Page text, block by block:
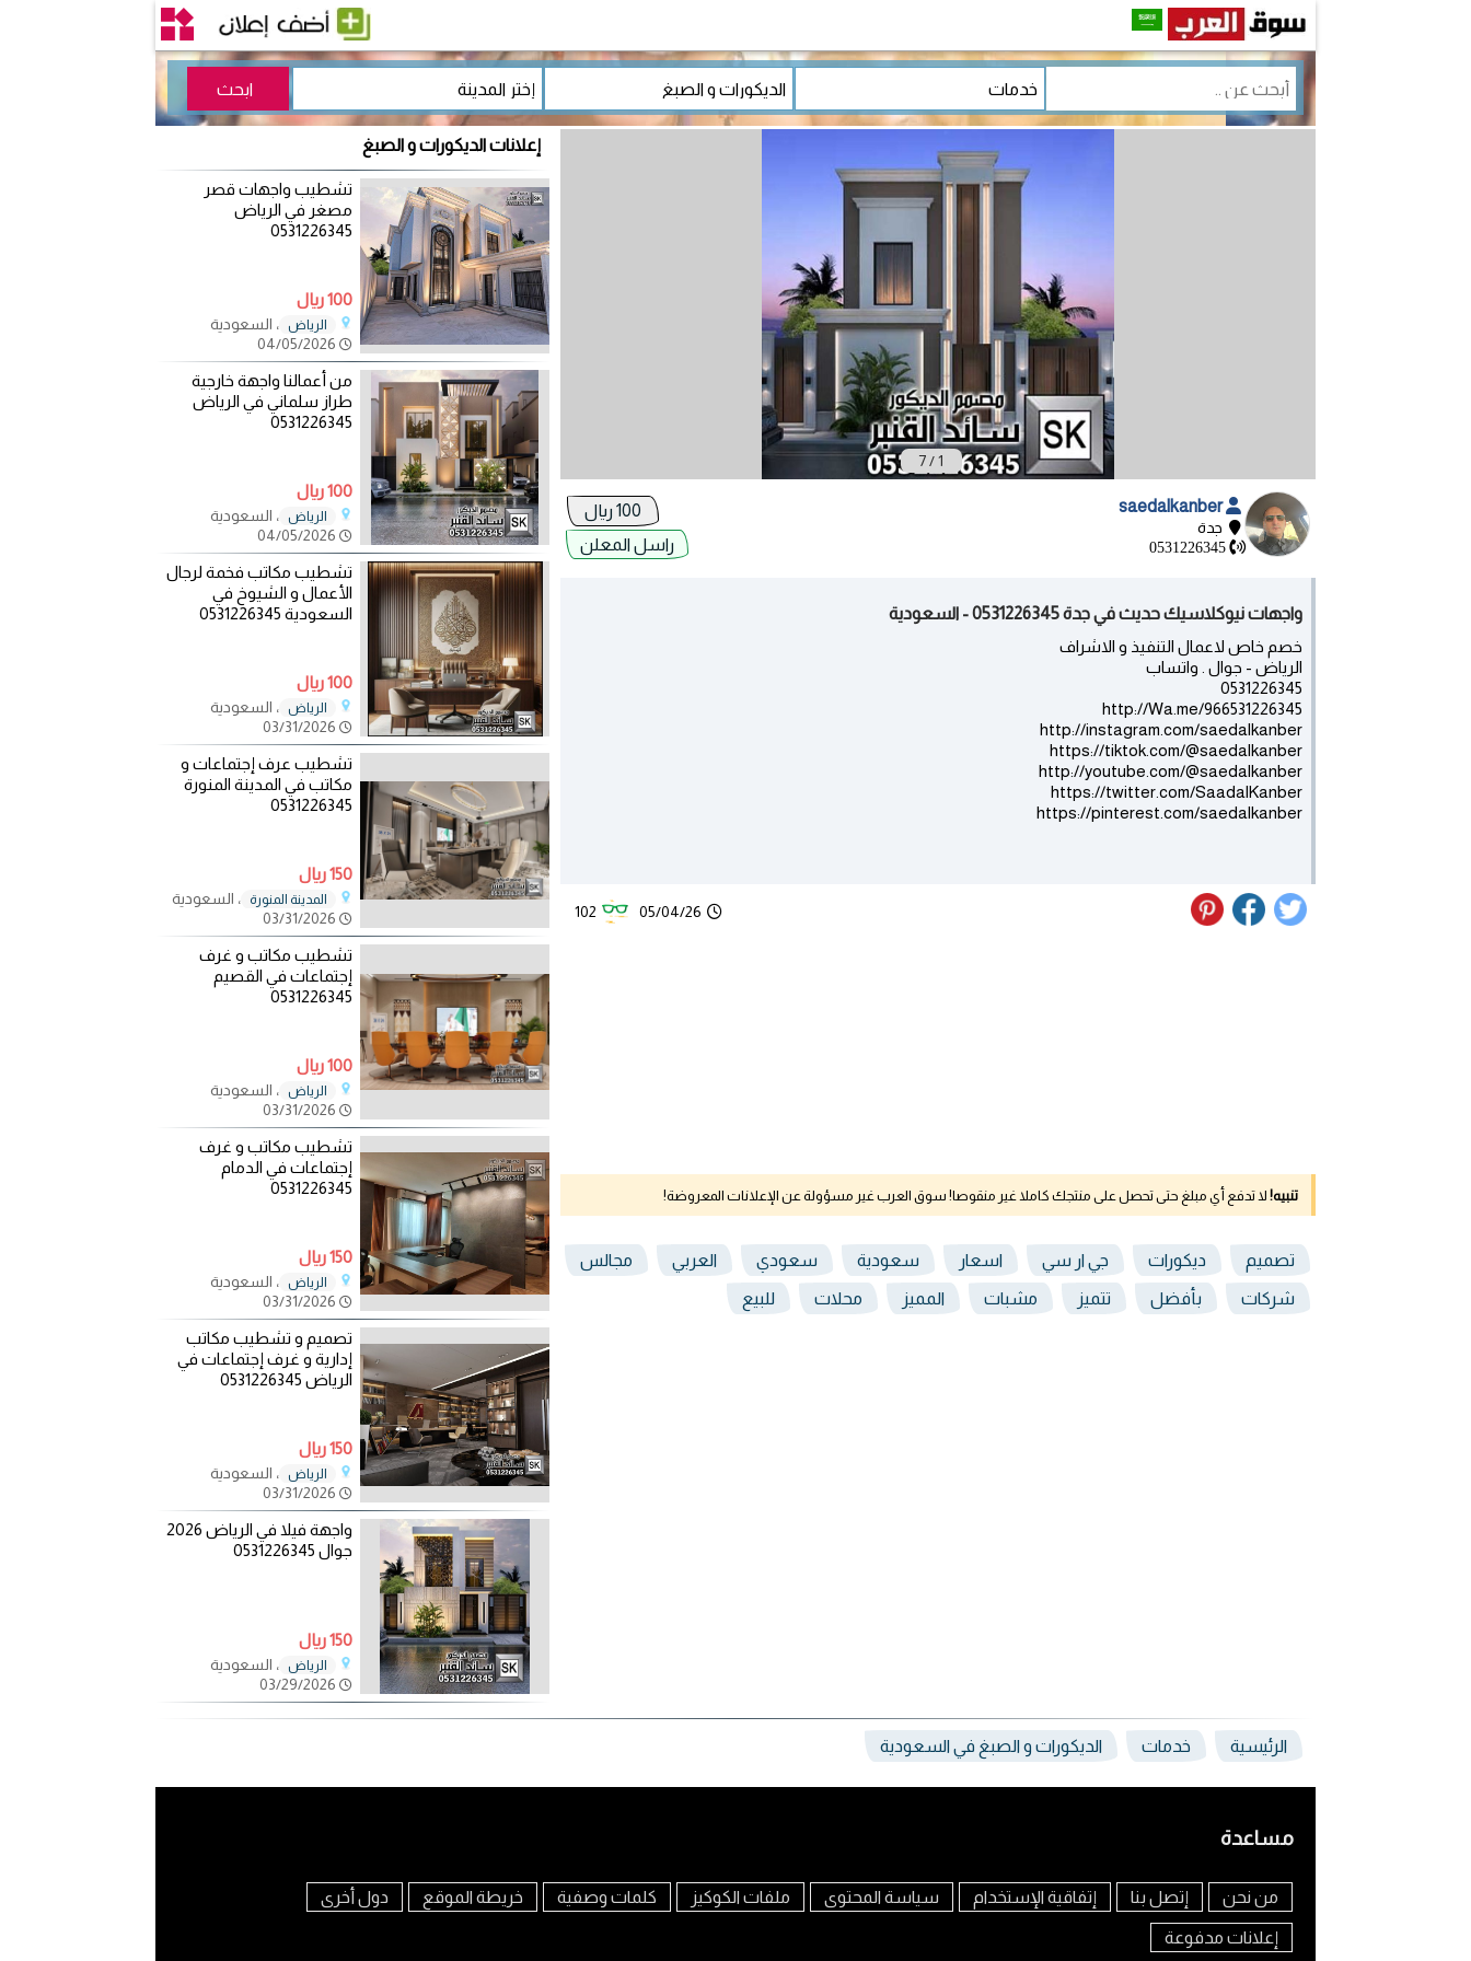
1
/
7
saedalkanber
جدة
0531226345
راسل المعلن
واجهات نيوكلاسيك حديث في جدة 0531226345 - السعودية
خصم خاص لاعمال التنفيذ و الاشراف
الرياض - جوال . واتساب
0531226345
http://Wa.me/966531226345
http://instagram.com/saedalkanber
https://tiktok.com/@saedalkanber
http://youtube.com/@saedalkanber
https://twitter.com/SaadalKanber
https://pinterest.com/saedalkanber
05/04/26
102
تنبيه! لا تدفع أي مبلغ حتى تحصل على منتجك كاملا غير منقوصا! سوق العرب غير مسؤولة عن الإعلانات المعروضة!
تصميم ديكورات جي ار سي اسعار سعودية سعودي العربي مجالس
شركات بأفضل تتميز مشبات المميز محلات للبيع
إعلانات الديكورات و الصبغ
تشطيب واجهات قصر
مصغر في الرياض
0531226345
100 ريال
الرياض ، السعودية
04/05/2026
من أعمالنا واجهة خارجية
طراز سلماني في الرياض
0531226345
100 ريال
الرياض ، السعودية
04/05/2026
تشطيب مكاتب فخمة لرجال
الأعمال و الشيوخ في
السعودية 0531226345
100 ريال
الرياض ، السعودية
03/31/2026
تشطيب عرف إجتماعات و
مكاتب في المدينة المنورة
0531226345
150 ريال
المدينة المنورة
، السعودية
03/31/2026
تشطيب مكاتب و غرف
إجتماعات في القصيم
0531226345
100 ريال
الرياض ، السعودية
03/31/2026
تشطيب مكاتب و غرف
إجتماعات في الدمام
0531226345
150 ريال
الرياض ، السعودية
03/31/2026
تصميم و تشطيب مكاتب
إدارية و غرف إجتماعات في
الرياض 0531226345
150 ريال
الرياض ، السعودية
03/31/2026
واجهة فيلا في الرياض 2026
جوال 0531226345
150 ريال
الرياض ، السعودية
03/29/2026
الرئيسية خدمات الديكورات و الصبغ في السعودية
مساعدة
من نحن إتصل بنا إتفاقية الإستخدام سياسة المحتوى ملفات الكوكيز كلمات وصفية خريطة الموقع دول أخرى
إعلانات مدفوعة